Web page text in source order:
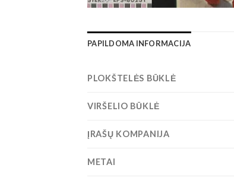
PAPILDOMA INFORMACIJA
PLOKŠTELĖS BŪKLĖ
VIRŠELIO BŪKLĖ
ĮRAŠŲ KOMPANIJA
METAI